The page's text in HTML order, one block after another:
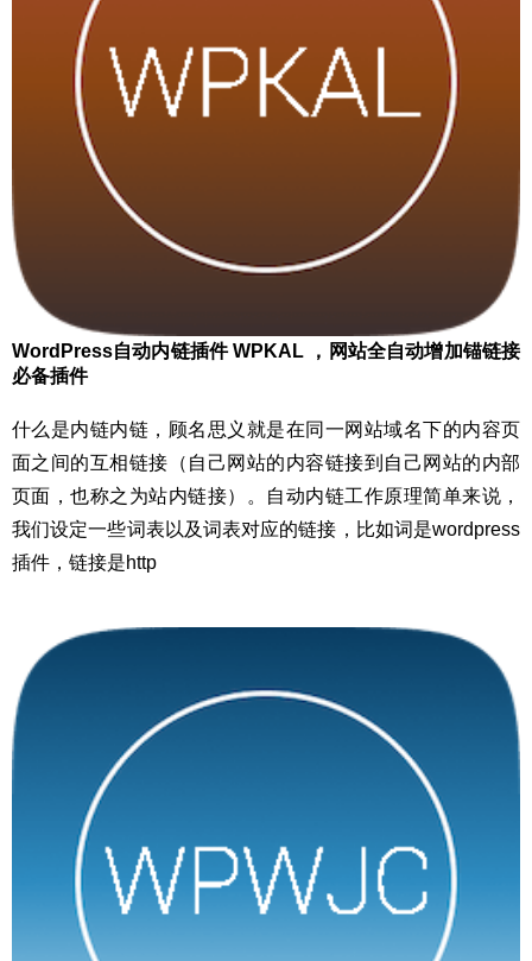
WordPress自动内链插件 WPKAL ，网站全自动增加锚链接
必备插件
什么是内链内链，顾名思义就是在同一网站域名下的内容页
面之间的互相链接（自己网站的内容链接到自己网站的内部
页面，也称之为站内链接）。自动内链工作原理简单来说，
我们设定一些词表以及词表对应的链接，比如词是wordpress
插件，链接是http